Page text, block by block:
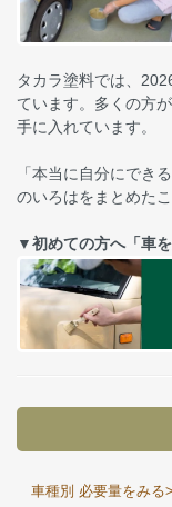
タカラ塗料では、
ています。多くの方
手に入れています。
「本当に自分にでき
のいろはをまとめた
▼初めての方へ「車
車種別 必要量をみる